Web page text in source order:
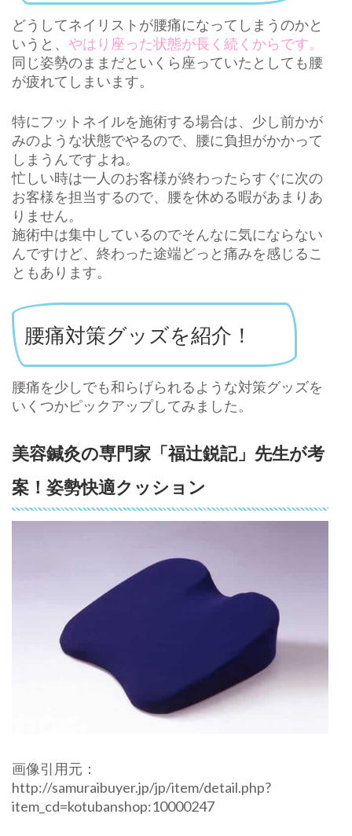
どうしてネイリストが腰痛になってしまうのかと
いうと、 やはり座った状態が長く続くからです。
同じ姿勢のままだといくら座っていたとしても腰
が疲れてしまいます。
特にフットネイルを施術する場合は、少し前かが
みのような状態でやるので、腰に負担がかかって
しまうんですよね。
忙しい時は一人のお客様が終わったらすぐに次の
お客様を担当するので、腰を休める暇があまりあ
りません。
施術中は集中しているのでそんなに気にならない
んですけど、終わった途端どっと痛みを感じるこ
ともあります。
腰痛対策グッズを紹介！
腰痛を少しでも和らげられるような対策グッズを
いくつかピックアップしてみました。
美容鍼灸の専門家「福辻鋭記」先生が考
案！姿勢快適クッション
画像引用元：
http://samuraibuyer.jp/jp/item/detail.php?
item_cd=kotubanshop:10000247